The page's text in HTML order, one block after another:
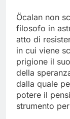
Öcalan non
filosofo in
atto di
in cui viene
prigione il
della
dalla quale
potere il
strumento